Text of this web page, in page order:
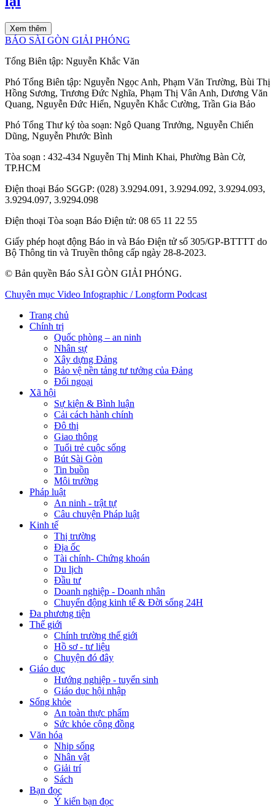
Xem thêm
BÁO SÀI GÒN GIẢI PHÓNG
Tổng Biên tập: Nguyễn Khắc Văn
Phó Tổng Biên tập: Nguyễn Ngọc Anh, Phạm Văn Trường, Bùi Thị
Hồng Sương, Trương Đức Nghĩa, Phạm Thị Vân Anh, Dương Văn
Quang, Nguyễn Đức Hiển, Nguyễn Khắc Cường, Trần Gia Bảo
Phó Tổng Thư ký tòa soạn: Ngô Quang Trưởng, Nguyễn Chiến
Dũng, Nguyễn Phước Bình
Tòa soạn : 432-434 Nguyễn Thị Minh Khai, Phường Bàn Cờ,
TP.HCM
Điện thoại Báo SGGP: (028) 3.9294.091, 3.9294.092, 3.9294.093,
3.9294.097, 3.9294.098
Điện thoại Tòa soạn Báo Điện tử: 08 65 11 22 55
Giấy phép hoạt động Báo in và Báo Điện tử số 305/GP-BTTTT do
Bộ Thông tin và Truyền thông cấp ngày 28-8-2023.
© Bản quyền Báo SÀI GÒN GIẢI PHÓNG.
Chuyên mục Video Infographic / Longform Podcast
Trang chủ
Chính trị
Quốc phòng – an ninh
Nhân sự
Xây dựng Đảng
Bảo vệ nền tảng tư tưởng của Đảng
Đối ngoại
Xã hội
Sự kiện & Bình luận
Cải cách hành chính
Đô thị
Giao thông
Tuổi trẻ cuộc sống
Bút Sài Gòn
Tin buồn
Môi trường
Pháp luật
An ninh - trật tự
Câu chuyện Pháp luật
Kinh tế
Thị trường
Địa ốc
Tài chính- Chứng khoán
Du lịch
Đầu tư
Doanh nghiệp - Doanh nhân
Chuyển động kinh tế & Đời sống 24H
Đa phương tiện
Thế giới
Chính trường thế giới
Hồ sơ - tư liệu
Chuyện đó đây
Giáo dục
Hướng nghiệp - tuyển sinh
Giáo dục hội nhập
Sống khỏe
An toàn thực phẩm
Sức khỏe cộng đồng
Văn hóa
Nhịp sống
Nhân vật
Giải trí
Sách
Bạn đọc
Ý kiến bạn đọc